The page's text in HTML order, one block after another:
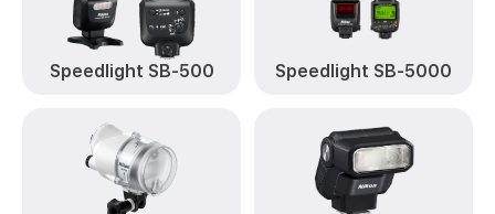
Speedlight SB-500 Speedlight SB-5000